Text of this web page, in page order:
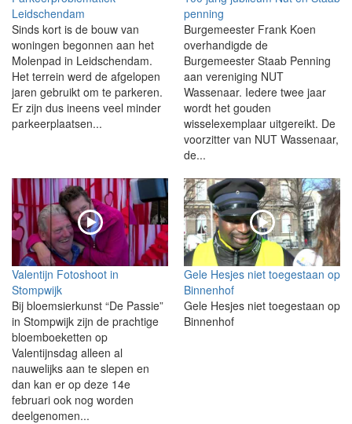
Leidschendam
Sinds kort is de bouw van
woningen begonnen aan het
Molenpad in Leidschendam.
Het terrein werd de afgelopen
jaren gebruikt om te parkeren.
Er zijn dus ineens veel minder
parkeerplaatsen...
penning
Burgemeester Frank Koen
overhandigde de
Burgemeester Staab Penning
aan vereniging NUT
Wassenaar. Iedere twee jaar
wordt het gouden
wisselexemplaar uitgereikt. De
voorzitter van NUT Wassenaar,
de...
Valentijn Fotoshoot in
Stompwijk
Bij bloemsierkunst “De Passie”
in Stompwijk zijn de prachtige
bloemboeketten op
Valentijnsdag alleen al
nauwelijks aan te slepen en
dan kan er op deze 14e
februari ook nog worden
deelgenomen...
Gele Hesjes niet toegestaan op
Binnenhof
Gele Hesjes niet toegestaan op
Binnenhof